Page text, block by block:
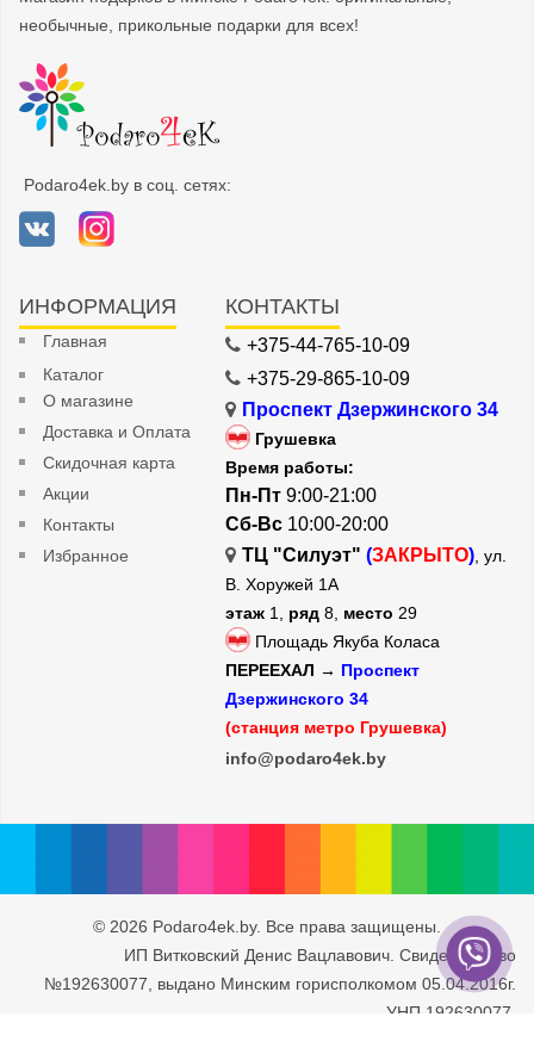
необычные, прикольные подарки для всех!
Podaro4ek.by в соц. сетях:
ИНФОРМАЦИЯ
Главная
Каталог
О магазине
Доставка и Оплата
Скидочная карта
Акции
Контакты
Избранное
КОНТАКТЫ
+375-44-765-10-09
+375-29-865-10-09
Проспект Дзержинского 34
Грушевка
Время работы:
Пн-Пт 9:00-21:00
Сб-Вс 10:00-20:00
ТЦ "Силуэт" (ЗАКРЫТО), ул.
В. Хоружей 1А
этаж 1, ряд 8, место 29
Площадь Якуба Коласа
ПЕРЕЕХАЛ → Проспект
Дзержинского 34
(станция метро Грушевка)
info@podaro4ek.by
© 2026 Podaro4ek.by. Все права защищены.
ИП Витковский Денис Вацлавович. Свидетельство
№192630077, выдано Минским горисполкомом 05.04.2016г.
УНП 192630077.